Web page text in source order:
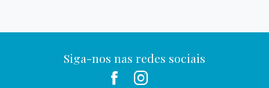
Siga-nos nas redes sociais